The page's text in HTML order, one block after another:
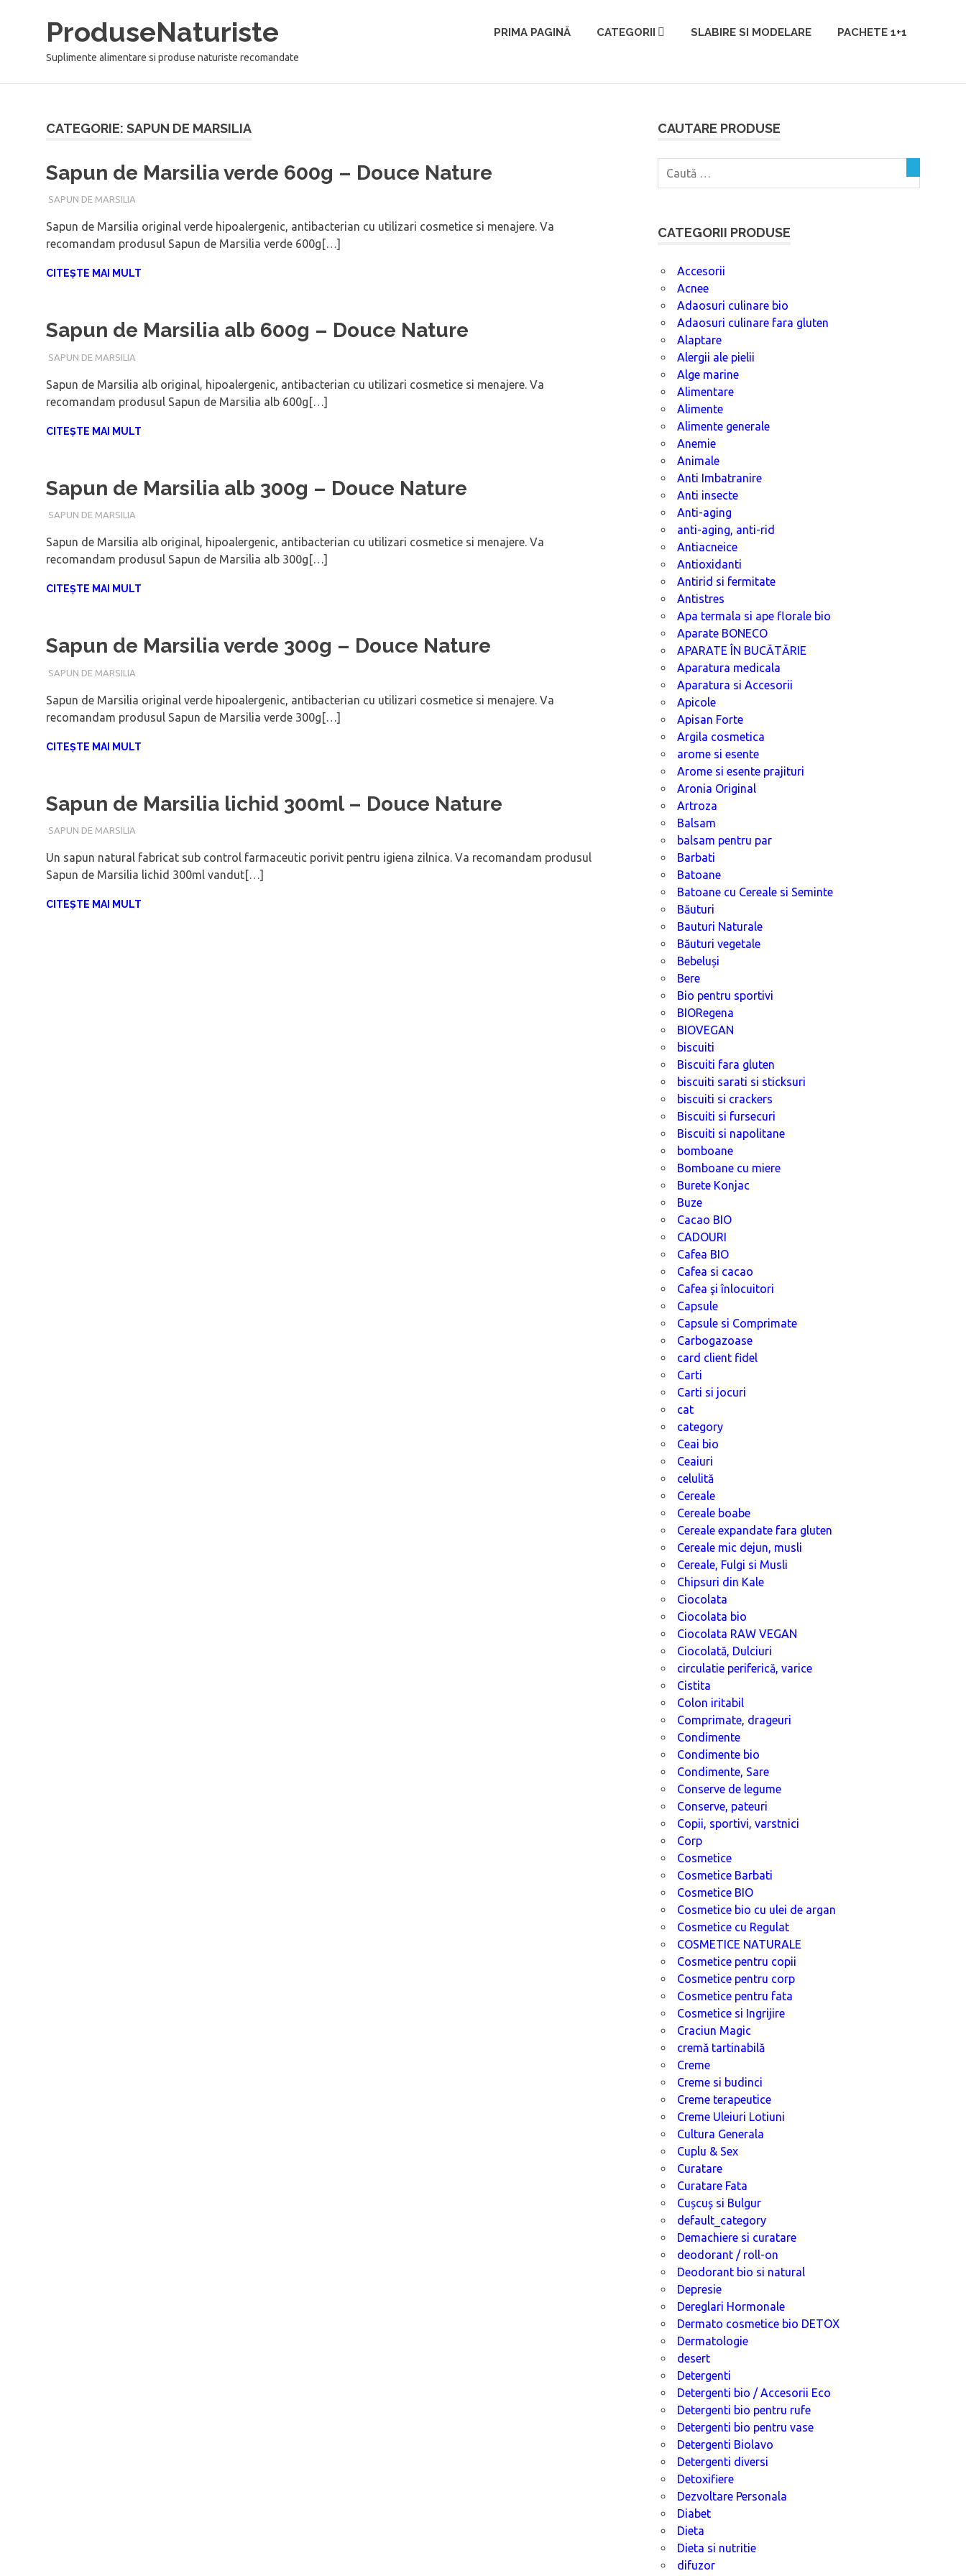
ProduseNaturiste
Suplimente alimentare si produse naturiste recomandate
PRIMA PAGINĂ CATEGORII SLABIRE SI MODELARE PACHETE 1+1
CATEGORIE: SAPUN DE MARSILIA
Sapun de Marsilia verde 600g – Douce Nature
IANUARIE 16, 2018
ADMIN
SAPUN DE MARSILIA
Sapun de Marsilia original verde hipoalergenic, antibacterian cu utilizari cosmetice si menajere. Va
recomandam produsul Sapun de Marsilia verde 600g[…]
CITEȘTE MAI MULT
Sapun de Marsilia alb 600g – Douce Nature
IANUARIE 16, 2018
ADMIN
SAPUN DE MARSILIA
Sapun de Marsilia alb original, hipoalergenic, antibacterian cu utilizari cosmetice si menajere. Va
recomandam produsul Sapun de Marsilia alb 600g[…]
CITEȘTE MAI MULT
Sapun de Marsilia alb 300g – Douce Nature
IANUARIE 16, 2018
ADMIN
SAPUN DE MARSILIA
Sapun de Marsilia alb original, hipoalergenic, antibacterian cu utilizari cosmetice si menajere. Va
recomandam produsul Sapun de Marsilia alb 300g[…]
CITEȘTE MAI MULT
Sapun de Marsilia verde 300g – Douce Nature
IANUARIE 16, 2018
ADMIN
SAPUN DE MARSILIA
Sapun de Marsilia original verde hipoalergenic, antibacterian cu utilizari cosmetice si menajere. Va
recomandam produsul Sapun de Marsilia verde 300g[…]
CITEȘTE MAI MULT
Sapun de Marsilia lichid 300ml – Douce Nature
IANUARIE 16, 2018
ADMIN
SAPUN DE MARSILIA
Un sapun natural fabricat sub control farmaceutic porivit pentru igiena zilnica. Va recomandam produsul
Sapun de Marsilia lichid 300ml vandut[…]
CITEȘTE MAI MULT
CAUTARE PRODUSE
CATEGORII PRODUSE
Accesorii
Acnee
Adaosuri culinare bio
Adaosuri culinare fara gluten
Alaptare
Alergii ale pielii
Alge marine
Alimentare
Alimente
Alimente generale
Anemie
Animale
Anti Imbatranire
Anti insecte
Anti-aging
anti-aging, anti-rid
Antiacneice
Antioxidanti
Antirid si fermitate
Antistres
Apa termala si ape florale bio
Aparate BONECO
APARATE ÎN BUCĂTĂRIE
Aparatura medicala
Aparatura si Accesorii
Apicole
Apisan Forte
Argila cosmetica
arome si esente
Arome si esente prajituri
Aronia Original
Artroza
Balsam
balsam pentru par
Barbati
Batoane
Batoane cu Cereale si Seminte
Băuturi
Bauturi Naturale
Băuturi vegetale
Bebeluși
Bere
Bio pentru sportivi
BIORegena
BIOVEGAN
biscuiti
Biscuiti fara gluten
biscuiti sarati si sticksuri
biscuiti si crackers
Biscuiti si fursecuri
Biscuiti si napolitane
bomboane
Bomboane cu miere
Burete Konjac
Buze
Cacao BIO
CADOURI
Cafea BIO
Cafea si cacao
Cafea şi înlocuitori
Capsule
Capsule si Comprimate
Carbogazoase
card client fidel
Carti
Carti si jocuri
cat
category
Ceai bio
Ceaiuri
celulită
Cereale
Cereale boabe
Cereale expandate fara gluten
Cereale mic dejun, musli
Cereale, Fulgi si Musli
Chipsuri din Kale
Ciocolata
Ciocolata bio
Ciocolata RAW VEGAN
Ciocolată, Dulciuri
circulatie periferică, varice
Cistita
Colon iritabil
Comprimate, drageuri
Condimente
Condimente bio
Condimente, Sare
Conserve de legume
Conserve, pateuri
Copii, sportivi, varstnici
Corp
Cosmetice
Cosmetice Barbati
Cosmetice BIO
Cosmetice bio cu ulei de argan
Cosmetice cu Regulat
COSMETICE NATURALE
Cosmetice pentru copii
Cosmetice pentru corp
Cosmetice pentru fata
Cosmetice si Ingrijire
Craciun Magic
cremă tartinabilă
Creme
Creme si budinci
Creme terapeutice
Creme Uleiuri Lotiuni
Cultura Generala
Cuplu & Sex
Curatare
Curatare Fata
Cușcuș si Bulgur
default_category
Demachiere si curatare
deodorant / roll-on
Deodorant bio si natural
Depresie
Dereglari Hormonale
Dermato cosmetice bio DETOX
Dermatologie
desert
Detergenti
Detergenti bio / Accesorii Eco
Detergenti bio pentru rufe
Detergenti bio pentru vase
Detergenti Biolavo
Detergenti diversi
Detoxifiere
Dezvoltare Personala
Diabet
Dieta
Dieta si nutritie
difuzor